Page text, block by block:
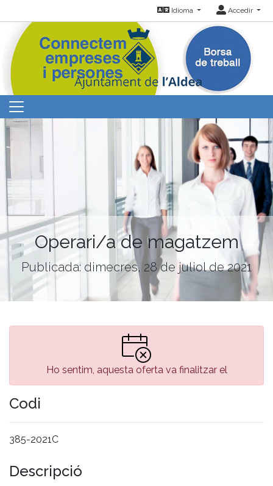
Idioma Accedir
Operari/a de magatzem
Publicada: dimecres, 28 de juliol de 2021
Ho sentim, aquesta oferta va finalitzar el
Codi
385-2021C
Descripció